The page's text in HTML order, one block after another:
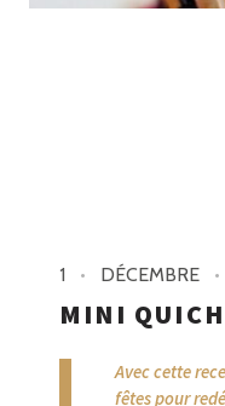
1 DÉCEMBRE
MINI
Avec cette
fêtes pour